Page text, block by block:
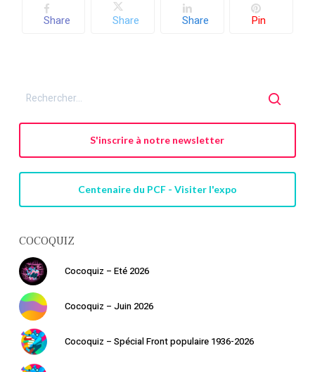
Share Share Share Pin
S'inscrire à notre newsletter
Centenaire du PCF - Visiter l'expo
COCOQUIZ
Cocoquiz – Eté 2026
Cocoquiz – Juin 2026
Cocoquiz – Spécial Front populaire 1936-2026